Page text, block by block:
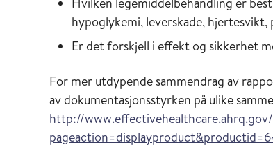
hypoglykemi, leverskade,
Er det forskjell i effekt og sikkerhet
For mer utdypende sammendrag av
av dokumentasjonsstyrken på ulike
http://